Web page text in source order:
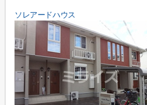
ソレアードハウス